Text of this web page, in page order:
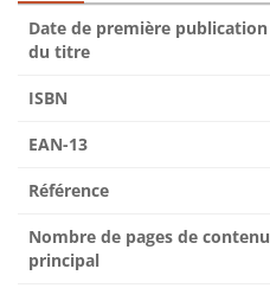
Date de première publication
du titre
ISBN
EAN-13
Référence
Nombre de pages de contenu
principal